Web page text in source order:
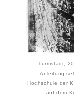
Turmstadt,
Anleitung
Hochschule der
auf dem